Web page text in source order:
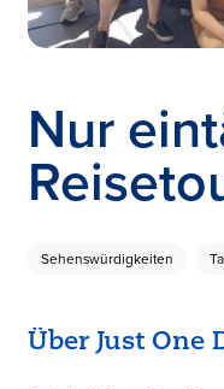
Nur
Sehenswürdigkeiten
Über Just One